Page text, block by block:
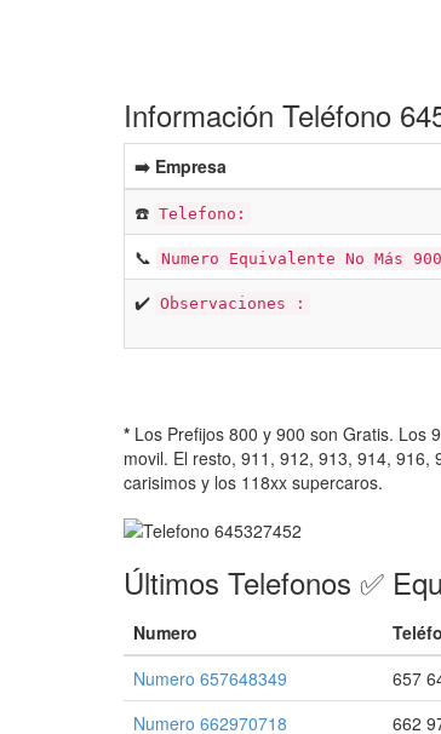
Información Teléfono
➡️ Empresa
☎️ Telefono:
📞 Numero Equivalente No Más
✔️ Observaciones :
* Los Prefijos 800 y 900 son Gratis. Los
movil. El resto, 911, 912, 913, 914, 916,
carisimos y los 118xx supercaros.
Últimos Telefonos ✅
Numero
Numero 657648349
657
Numero 662970718
662